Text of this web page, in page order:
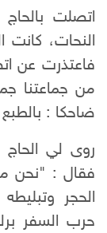
النحات، كانت
فاعتذرت عن
من جماعتنا
ضاحكا : بالطبع
روى لي الحاج
فقال : "نحن
الحجر
حرب السفر